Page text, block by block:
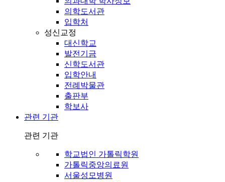
의학도서관
입학처
성신교정
대신학교
발전기금
신학도서관
입학안내
전례박물관
출판부
학보사
관련 기관
관련 기관
학교법인 가톨릭학원
가톨릭중앙의료원
서울성모병원